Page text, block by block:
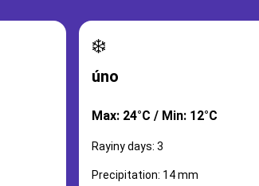
❄️
úno
Max: 24°C / Min: 12°C
Rayiny days: 3
Precipitation: 14 mm